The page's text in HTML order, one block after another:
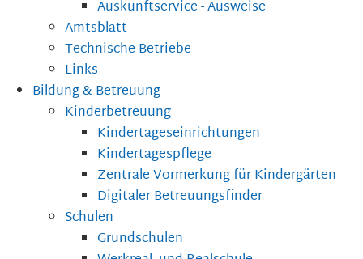
Auskunftservice - Ausweise
Amtsblatt
Technische Betriebe
Links
Bildung & Betreuung
Kinderbetreuung
Kindertageseinrichtungen
Kindertagespflege
Zentrale Vormerkung für Kindergärten
Digitaler Betreuungsfinder
Schulen
Grundschulen